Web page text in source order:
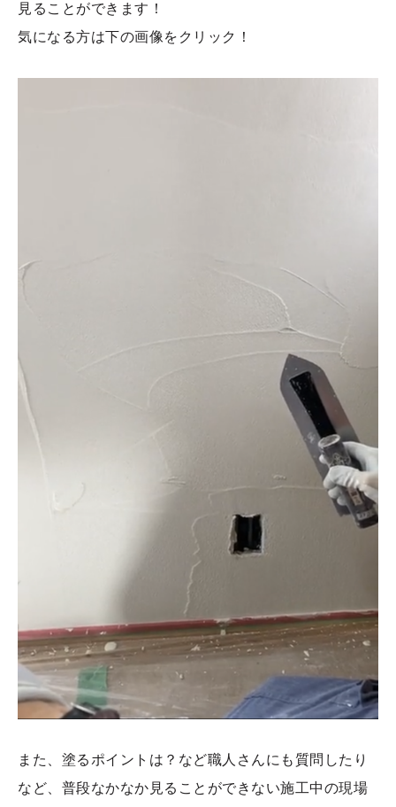
見ることができます！
気になる方は下の画像をクリック！
また、塗るポイントは？など職人さんにも質問したり
など、普段なかなか見ることができない施工中の現場